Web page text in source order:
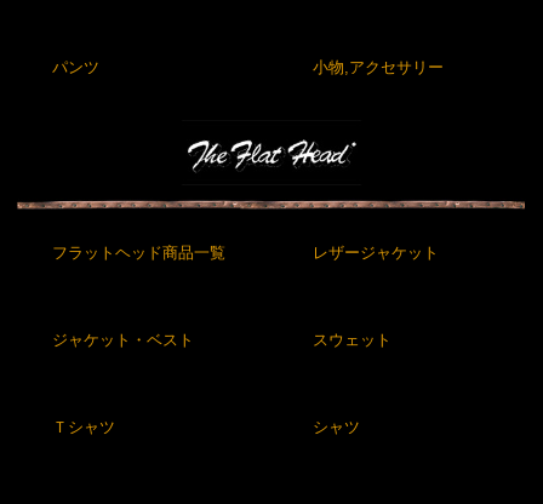
パンツ 小物,アクセサリー
フラットヘッド商品一覧 レザージャケット
ジャケット・ベスト スウェット
Ｔシャツ シャツ